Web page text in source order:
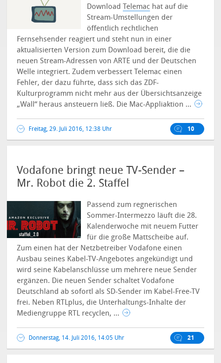
DownloadTelemac hat auf die
Stream-Umstellungen der
öffentlich rechtlichen
Fernsehsender reagiert und steht nun in einer
aktualisierten Version zum Download bereit, die die
neuen Stream-Adressen von ARTE und der Deutschen
Welle integriert.Zudem verbessert Telemac einen
Fehler, der dazu führte, dass sich das ZDF-
Kulturprogramm nicht mehr aus der Übersichtsanzeige
„Wall“ heraus ansteuern ließ. Die Mac-Appliaktion ...
Freitag, 29. Juli 2016, 12:38 Uhr 10
Vodafone bringt neue TV-Sender –
Mr. Robot die 2. Staffel
Passend zum regnerischen
Sommer-Intermezzo läuft die 28.
Kalenderwoche mit neuem Futter
für die große Mattscheibe auf.
Zum einen hat der Netzbetreiber Vodafone einen
Ausbau seines Kabel-TV-Angebotes angekündigt und
wird seine Kabelanschlüsse um mehrere neue Sender
ergänzen. Die neuen Sender schaltet Vodafone
Deutschland ab sofortl als SD-Sender im Kabel-Free-TV
frei. Neben RTLplus, die Unterhaltungs-Inhalte der
Mediengruppe RTL recyclen, ...
Donnerstag, 14. Juli 2016, 14:05 Uhr 21